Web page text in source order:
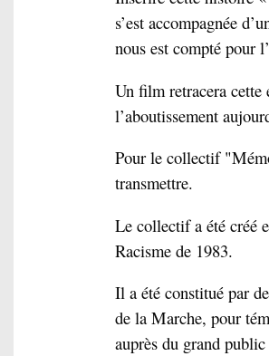
s’est accompagnée
nous est compté pour
Un film retracera cette
l’aboutissement
Pour le collectif
transmettre.
Le collectif a été créé
Racisme de 1983.
Il a été constitué par
de la Marche, pour
auprès du grand